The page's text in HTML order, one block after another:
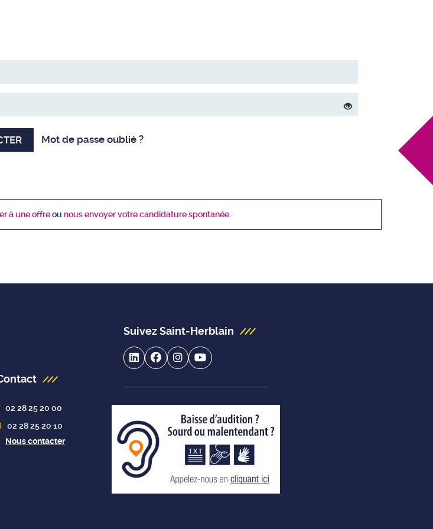
Mot de passe oublié ?
à une offreou nous envoyer votre candidature spontanée
02 28 25 20 00
02 28 25 20 10
Nous contacter
Suivez Saint-Herblain